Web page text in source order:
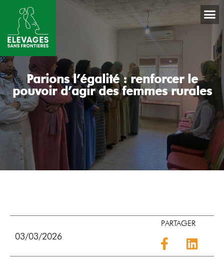
Parions l’égalité : renforcer le
pouvoir d’agir des femmes rurales
03/03/2026
PARTAGER